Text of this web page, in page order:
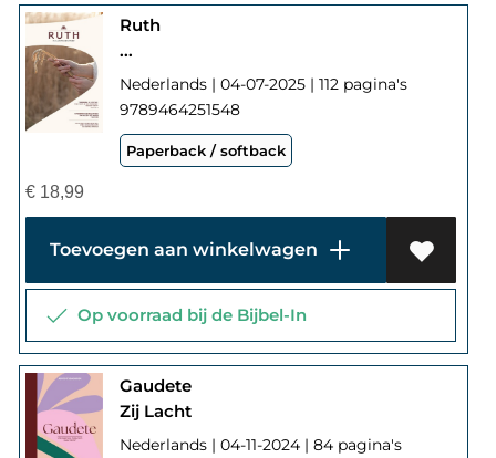
Ruth
...
Nederlands | 04-07-2025 | 112 pagina's
9789464251548
Paperback / softback
€18,99
Toevoegen aan winkelwagen
Op voorraad bij de Bijbel-In
Gaudete
Zij Lacht
Nederlands | 04-11-2024 | 84 pagina's